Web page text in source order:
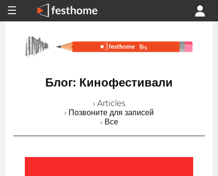
Блог: Кинофестивали
› Articles
› Позвоните для записей
› Все